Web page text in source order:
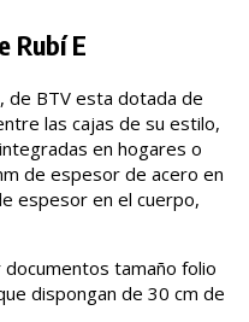
Rubí E
de BTV esta dotada de
las cajas de su estilo,
en hogares o
de espesor de acero en
espesor en el cuerpo,
tamaño folio
dispongan de 30 cm de